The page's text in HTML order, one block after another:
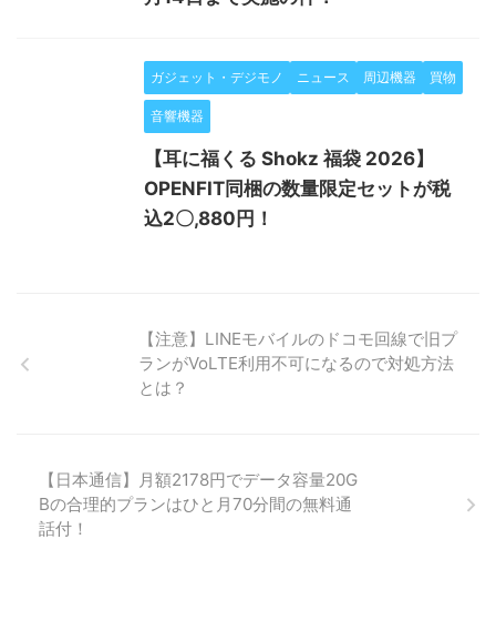
ガジェット・デジモノ ニュース 周辺機器 買物
音響機器
【耳に福くる Shokz 福袋 2026】
OPENFIT同梱の数量限定セットが税
込2〇,880円！
【注意】LINEモバイルのドコモ回線で旧プ
ランがVoLTE利用不可になるので対処方法
とは？
【日本通信】月額2178円でデータ容量20G
Bの合理的プランはひと月70分間の無料通
話付！